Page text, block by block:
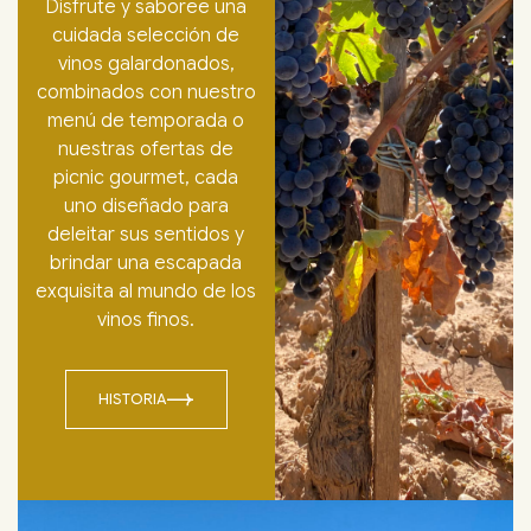
Disfrute y saboree una
cuidada selección de
vinos galardonados,
combinados con nuestro
menú de temporada o
nuestras ofertas de
picnic gourmet, cada
uno diseñado para
deleitar sus sentidos y
brindar una escapada
exquisita al mundo de los
vinos finos.
HISTORIA